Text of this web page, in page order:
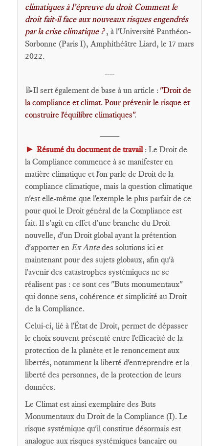
climatiques à l’épreuve du droit Comment le
droit fait-il face aux nouveaux risques engendrés
par la crise climatique ?, à l'Université Panthéon-
Sorbonne (Paris I), Amphithéâtre Liard, le 17 mars
2022.
----
📝Il sert également de base à un article : "Droit de
la compliance et climat. Pour prévenir le risque et
construire l'équilibre climatiques".
► Résumé du document de travail : Le Droit de
la Compliance commence à se manifester en
matière climatique et l'on parle de Droit de la
compliance climatique, mais la question climatique
n'est elle-même que l'exemple le plus parfait de ce
pour quoi le Droit général de la Compliance est
fait. Il s'agit en effet d'une branche du Droit
nouvelle, d'un Droit global ayant la prétention
d'apporter en Ex Antedes solutions ici et
maintenant pour des sujets globaux, afin qu'à
l'avenir des catastrophes systémiques ne se
réalisent pas : ce sont ces "Buts monumentaux"
qui donne sens, cohérence et simplicité au Droit
de la Compliance.
Celui-ci, lié à l'État de Droit, permet de dépasser
le choix souvent présenté entre l'efficacité de la
protection de la planète et le renoncement aux
libertés, notamment la liberté d'entreprendre et la
liberté des personnes, de la protection de leurs
données.
Le Climat est ainsi exemplaire des Buts
Monumentaux du Droit de la Compliance (I). Le
risque systémique qu'il constitue désormais est
analogue aux risques systémiques bancaire ou